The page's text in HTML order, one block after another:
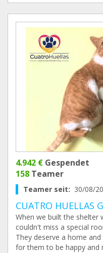
4.942 € Gespendet
158 Teamer
Teamer seit: 30/08/
CUATRO HUELLAS
When we built the shelter
couldn't miss a special
They deserve a home
for them to be happy and